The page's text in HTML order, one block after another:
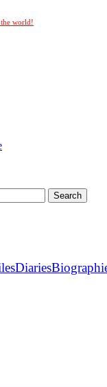
world!
Diaries